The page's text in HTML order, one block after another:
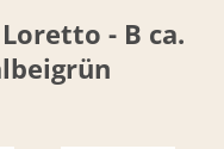
- B ca.